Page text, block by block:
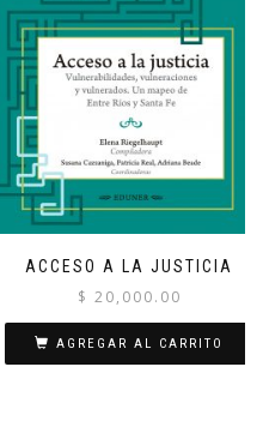
ACCESO A LA JUSTICIA
$ 20,000.00
AGREGAR AL CARRITO